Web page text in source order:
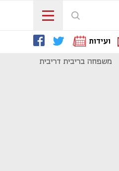
ועידות
משפחה בריבית דריבית